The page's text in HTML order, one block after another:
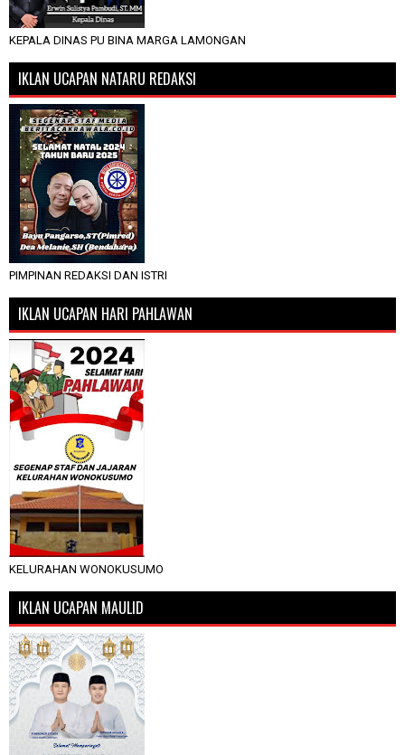
KEPALA DINAS PU BINA MARGA LAMONGAN
IKLAN UCAPAN NATARU REDAKSI
PIMPINAN REDAKSI DAN ISTRI
IKLAN UCAPAN HARI PAHLAWAN
KELURAHAN WONOKUSUMO
IKLAN UCAPAN MAULID